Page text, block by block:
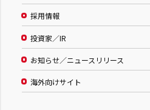
採用情報
投資家／IR
お知らせ／ニュースリリース
海外向けサイト